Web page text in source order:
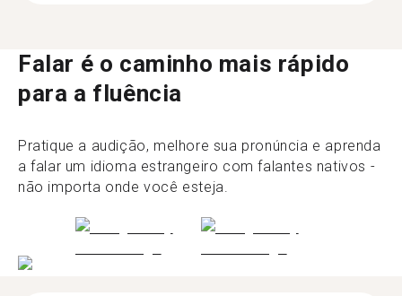
Falar é o caminho mais rápido
para a fluência
Pratique a audição, melhore sua pronúncia e aprenda
a falar um idioma estrangeiro com falantes nativos -
não importa onde você esteja.